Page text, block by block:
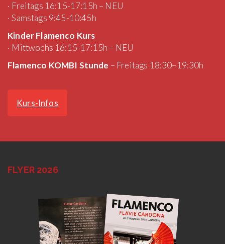
· Freitags 16:15-17:15h – NEU
· Samstags 9:45-10:45h
Kinder Flamenco Kurs
· Mittwochs 16:15-17:15h – NEU
Flamenco KOMBI Stunde – Freitags 18:30–19:30h
Kurs-Infos
FLYER 2026